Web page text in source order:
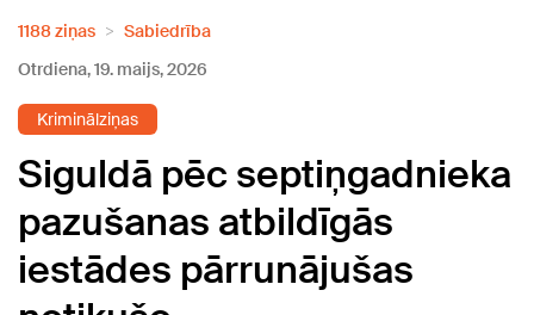
1188 ziņas
Sabiedrība
Otrdiena, 19. maijs, 2026
Kriminālziņas
Siguldā pēc septiņgadnieka
pazušanas atbildīgās
iestādes pārrunājušas